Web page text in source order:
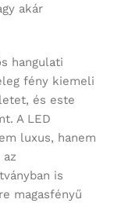
akár
hangulati
fény kiemeli
és este
A LED
luxus, hanem
az
is
magasfényű